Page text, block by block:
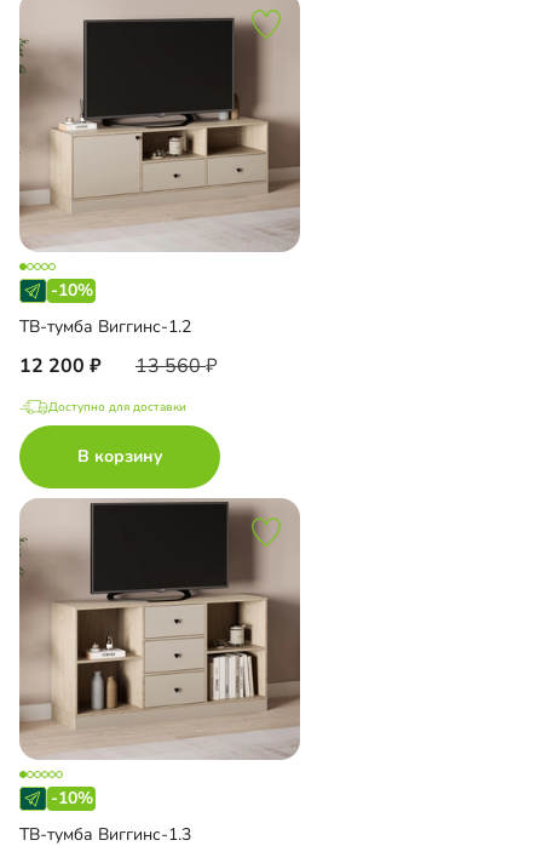
-10%
ТВ-тумба Виггинс-1.2
12 200 13 560
Доступно для доставки
В корзину
-10%
ТВ-тумба Виггинс-1.3